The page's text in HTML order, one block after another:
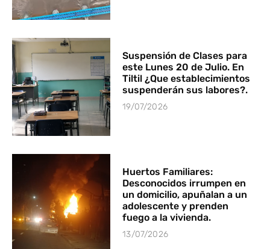
Suspensión de Clases para
este Lunes 20 de Julio. En
Tiltil ¿Que establecimientos
suspenderán sus labores?.
19/07/2026
Huertos Familiares:
Desconocidos irrumpen en
un domicilio, apuñalan a un
adolescente y prenden
fuego a la vivienda.
13/07/2026